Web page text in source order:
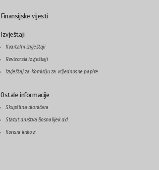
Finansijske vijesti
Izvještaji
Kvartalni izvještaji
Revizorski izvještaji
Izvještaj za Komisiju za vrijednosne papire
Ostale informacije
Skupština dioničara
Statut društva Bosnalijek d.d.
Korisni linkovi